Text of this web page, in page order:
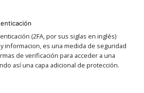
(2FA, por sus siglas en inglés)
informacion, es una medida de seguridad
de verificación para acceder a una
así una capa adicional de protección.